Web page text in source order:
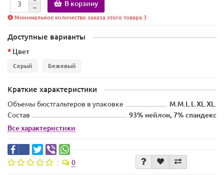
В корзину
Минимальное количество заказа этого товара 3
Доступные варианты
Цвет
Серый Бежевый
Краткие характеристики
Объемы бюстгальтеров в упаковке
M.M.L.L.XL.XL.
Состав
93% нейлон, 7% спандекс
Все характеристики
0